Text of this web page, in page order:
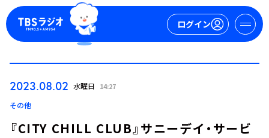
ログイン
2023.08.02 水曜日 14:27
その他
『CITY CHILL CLUB』サニーデイ・サービ